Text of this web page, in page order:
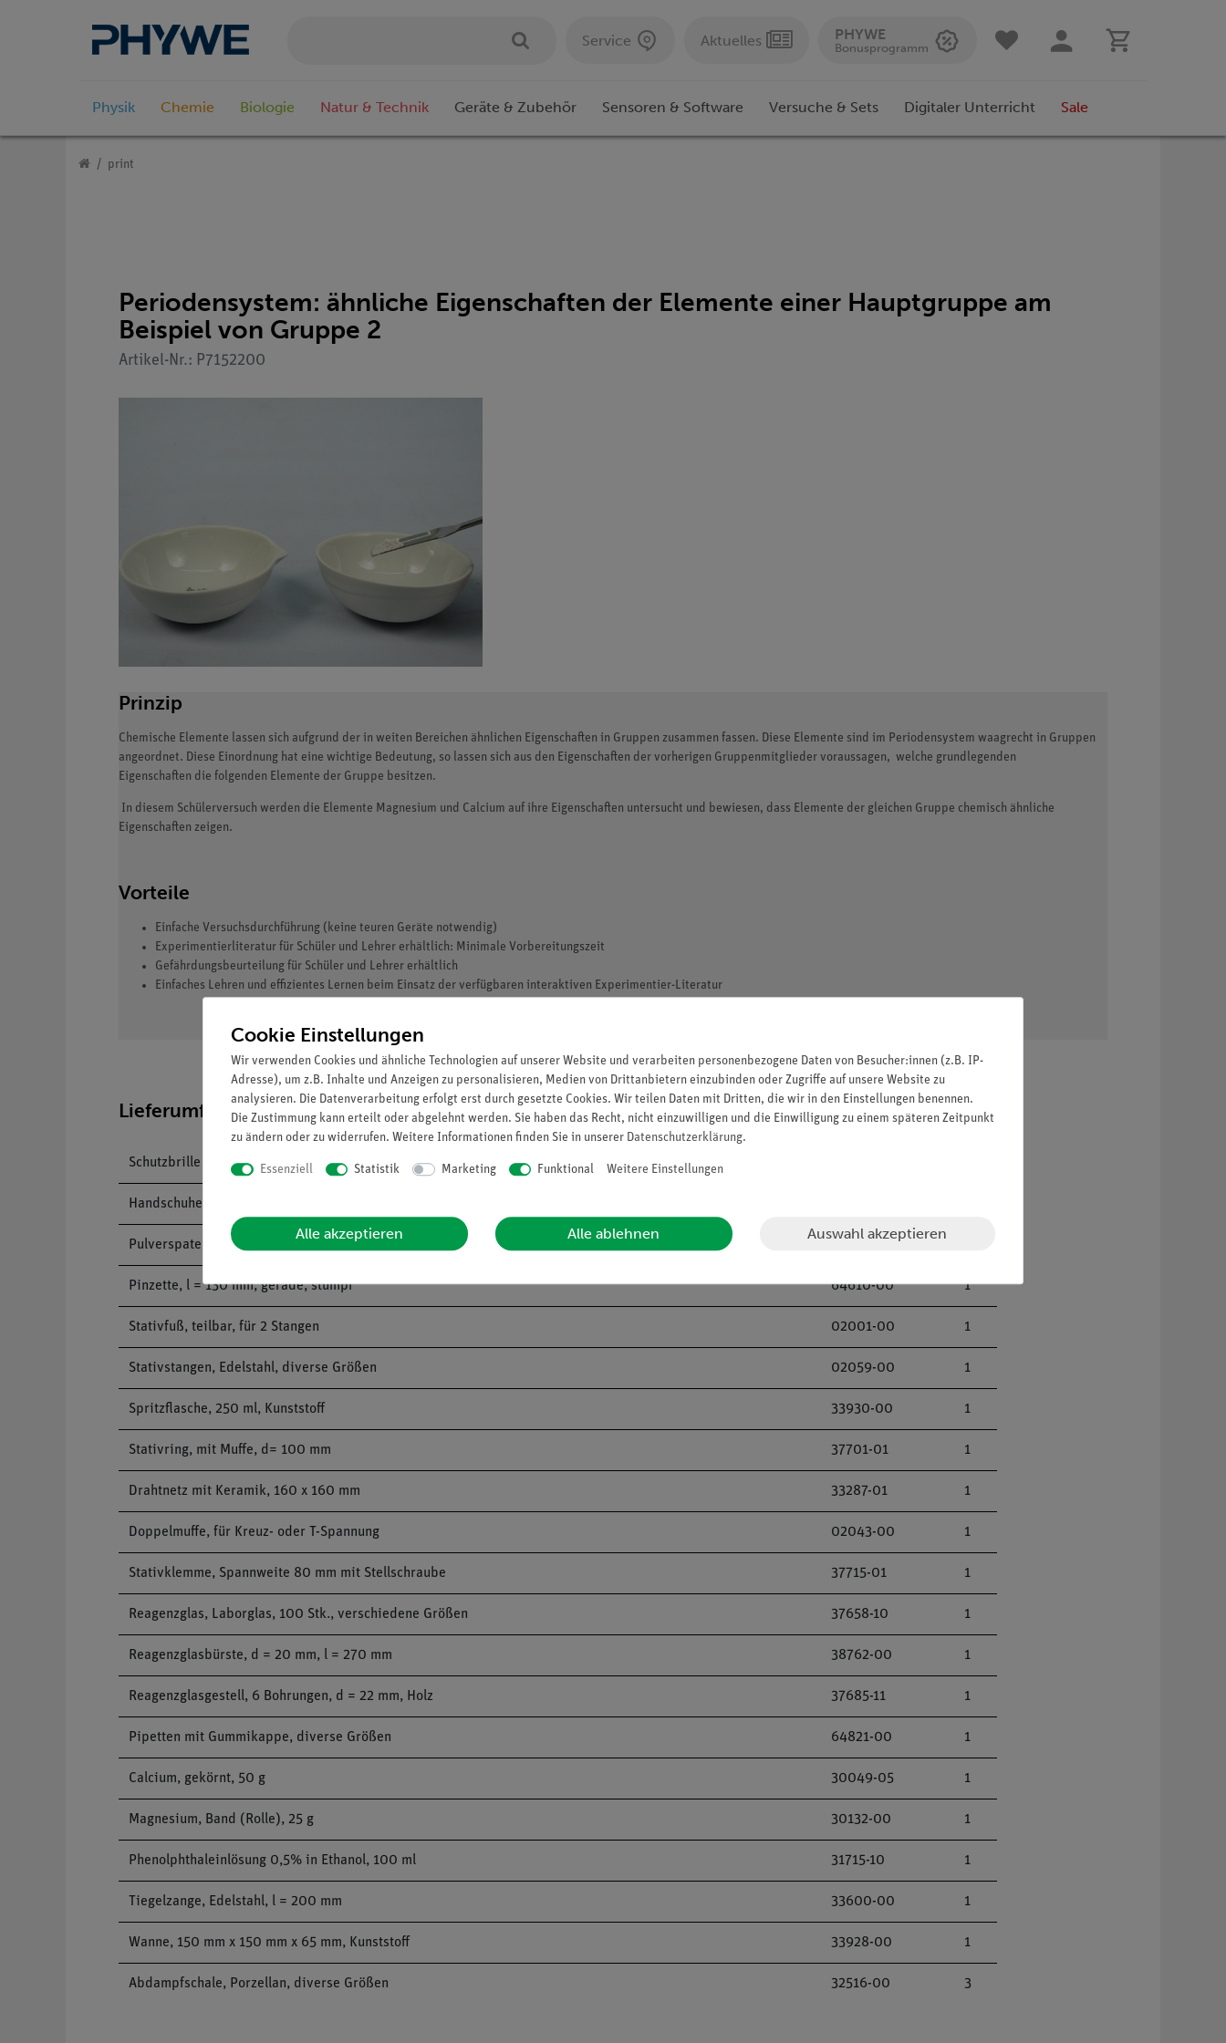
Service Aktuelles PHYWE
Bonusprogramm
Physik Chemie Biologie Natur & Technik Geräte & Zubehör Sensoren & Software Versuche & Sets Digitaler Unterricht Sale
print
Periodensystem: ähnliche Eigenschaften der Elemente einer Hauptgruppe am
Beispiel von Gruppe 2
Artikel-Nr.: P7152200
Prinzip
Chemische Elemente lassen sich aufgrund der in weiten Bereichen ähnlichen Eigenschaften in Gruppen zusammen fassen. Diese Elemente sind im Periodensystem waagrecht in Gruppen
angeordnet. Diese Einordnung hat eine wichtige Bedeutung, so lassen sich aus den Eigenschaften der vorherigen Gruppenmitglieder voraussagen, welche grundlegenden
Eigenschaften die folgenden Elemente der Gruppe besitzen.
In diesem Schülerversuch werden die Elemente Magnesium und Calcium auf ihre Eigenschaften untersucht und bewiesen, dass Elemente der gleichen Gruppe chemisch ähnliche
Eigenschaften zeigen.
Vorteile
Einfache Versuchsdurchführung (keine teuren Geräte notwendig)
Experimentierliteratur für Schüler und Lehrer erhältlich: Minimale Vorbereitungszeit
Gefährdungsbeurteilung für Schüler und Lehrer erhältlich
Einfaches Lehren und effizientes Lernen beim Einsatz der verfügbaren interaktiven Experimentier-Literatur
Lieferumfang
Schutzbrille "classic" - OneSize, Unisex
Handschuhe, Gummi, Größe M, Paar
Pulverspatel, Stahl, l = 150 mm
Pinzette, l = 130 mm, gerade, stumpf 64610-00 1
Stativfuß, teilbar, für 2 Stangen 02001-00 1
Stativstangen, Edelstahl, diverse Größen 02059-00 1
Spritzflasche, 250 ml, Kunststoff 33930-00 1
Stativring, mit Muffe, d= 100 mm 37701-01 1
Drahtnetz mit Keramik, 160 x 160 mm 33287-01 1
Doppelmuffe, für Kreuz- oder T-Spannung 02043-00 1
Stativklemme, Spannweite 80 mm mit Stellschraube 37715-01 1
Reagenzglas, Laborglas, 100 Stk., verschiedene Größen 37658-10 1
Reagenzglasbürste, d = 20 mm, l = 270 mm 38762-00 1
Reagenzglasgestell, 6 Bohrungen, d = 22 mm, Holz 37685-11 1
Pipetten mit Gummikappe, diverse Größen 64821-00 1
Calcium, gekörnt, 50 g 30049-05 1
Magnesium, Band (Rolle), 25 g 30132-00 1
Phenolphthaleinlösung 0,5% in Ethanol, 100 ml 31715-10 1
Tiegelzange, Edelstahl, l = 200 mm 33600-00 1
Wanne, 150 mm x 150 mm x 65 mm, Kunststoff 33928-00 1
Abdampfschale, Porzellan, diverse Größen 32516-00 3
Cookie Einstellungen
Wir verwenden Cookies und ähnliche Technologien auf unserer Website und verarbeiten personenbezogene Daten von Besucher:innen (z.B. IP-
Adresse), um z.B. Inhalte und Anzeigen zu personalisieren, Medien von Drittanbietern einzubinden oder Zugriffe auf unsere Website zu
analysieren. Die Datenverarbeitung erfolgt erst durch gesetzte Cookies. Wir teilen Daten mit Dritten, die wir in den Einstellungen benennen.
Die Zustimmung kann erteilt oder abgelehnt werden. Sie haben das Recht, nicht einzuwilligen und die Einwilligung zu einem späteren Zeitpunkt
zu ändern oder zu widerrufen. Weitere Informationen finden Sie in unserer Daten­schutz­erklärung.
Essenziell Statistik Marketing Funktional Weitere Einstellungen
Alle akzeptieren Alle ablehnen Auswahl akzeptieren